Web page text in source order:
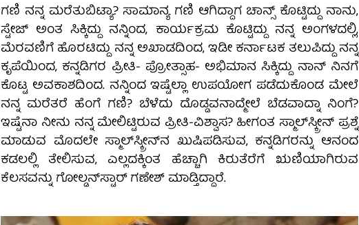
ಗಣಿ ನನ್ನ ಮರೆತುಬಿಟ್ಯಾ? ಸಾಮಾನ್ಯ ಗಣಿ ಆಗಿದ್ದಾಗ ಚಾನ್ಸ್ ಕೊಟ್ಟಿದ್ದು ನಾನು,
ಸ್ಟೇಜ್ ಅಂತ ಸಿಕ್ಕಿದ್ದು ನನ್ನಿಂದ, ಕಾರ್ಯಕ್ರಮ ಕೊಟ್ಟಿದ್ದು ನನ್ನ ಅಂಗಳದಲ್ಲಿ,
ಮೆರವಣಿಗೆ ಹೊರಟಿದ್ದು ನನ್ನ ಅಖಾಡದಿಂದ, ಇಡೀ ಕರ್ನಾಟಕ ತಲುಪಿದ್ದು ನನ್ನ
ಕೃಪೆಯಿಂದ, ಕನ್ನಡಿಗರ ಪ್ರೀತಿ- ಪ್ರೋತ್ಸಾಹ- ಅಭಿಮಾನ ಸಿಕ್ಕಿದ್ದು ನಾನ್ ನಿನಗೆ
ಕೊಟ್ಟ ಅವಕಾಶದಿಂದ. ನನ್ನಿಂದ ಇಷ್ಟೆಲ್ಲಾ ಉಪಯೋಗ ಪಡೆದುಕೊಂಡ ಮೇಲೆ
ನನ್ನ ಮರೆತರೆ ಹೆಂಗೆ ಗಣಿ? ಬೆಳೆದು ದೊಡ್ಡವನಾದ್ಮೇಲೆ ಬೆಡವಾದ್ನಾ ನಿಂಗೆ?
ಇಷ್ಟೆನಾ ನೀನು ನನ್ನ ಮೇಲಿಟ್ಟಿರುವ ಪ್ರೀತಿ-ವಿಶ್ವಾಸ? ಹೀಗಂತ ಸ್ಮಾಲ್‌ಸ್ಕ್ರೀನ್ ಪ್ರಶ್ನೆ
ಮಾಡುವ ಮೊದಲೇ ಸ್ಮಾಲ್‌ಸ್ಕ್ರೀನ್‌ನ ಖುಷಿಪಡಿಸುವ, ಕನ್ನಡಿಗರನ್ನು ಆನಂದ
ಕಡಲಲ್ಲಿ ತೇಲಿಸುವ, ಎಲ್ಲದಕ್ಕಿಂತ ಹೆಚ್ಚಾಗಿ ಕಿರುತೆರೆಗೆ ಋಣಿಯಾಗಿರುವ
ಕೆಲಸವನ್ನು ಗೋಲ್ಡನ್‌ಸ್ಟಾರ್ ಗಣೇಶ್ ಮಾಡ್ತಿದ್ದಾರೆ.